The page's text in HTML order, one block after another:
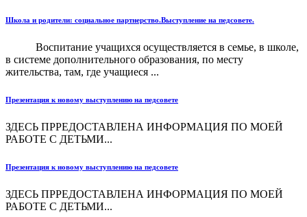
Школа и родители: социальное партнерство.Выступление на педсовете.
Воспитание учащихся осуществляется в семье, в школе,
в системе дополнительного образования, по месту
жительства, там, где учащиеся ...
Презентация к новому выступлению на педсовете
ЗДЕСЬ ПРРЕДОСТАВЛЕНА ИНФОРМАЦИЯ ПО МОЕЙ
РАБОТЕ С ДЕТЬМИ...
Презентация к новому выступлению на педсовете
ЗДЕСЬ ПРРЕДОСТАВЛЕНА ИНФОРМАЦИЯ ПО МОЕЙ
РАБОТЕ С ДЕТЬМИ...